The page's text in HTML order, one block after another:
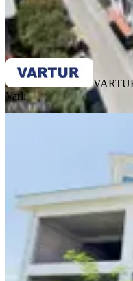
VARTUR EMLAK Doğan
Ara
Varlı
Ordu,
1 Oda·
29.000.000